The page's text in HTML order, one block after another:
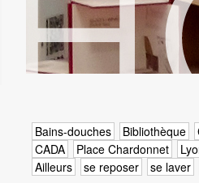
Bains-douches Bibliothèque
CADA
Place Chardonnet
Ailleurs
se reposer se laver